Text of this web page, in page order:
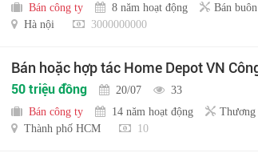
Bán công ty
8 năm hoạt động Bán
Hà nội
3000000000
Bán hoặc hợp tác Home Depot VN
50 triệu đồng 20/07
33
Bán công ty
14 năm hoạt động
Thành phố HCM
10